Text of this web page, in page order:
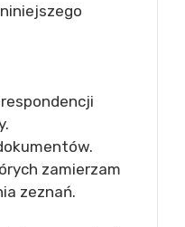
zamierzam
zeznań.